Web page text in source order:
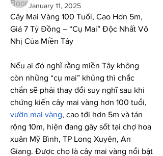
January 11, 2025
Cây Mai Vàng 100 Tuổi, Cao Hơn 5m,
Giá 7 Tỷ Đồng – “Cụ Mai” Độc Nhất Vô
Nhị Của Miền Tây
Nếu ai đó nghĩ rằng miền Tây không
còn những “cụ mai” khủng thì chắc
chắn sẽ phải thay đổi suy nghĩ sau khi
vườn mai vàng, cao tới hơn 5m và tán
rộng 10m, hiện đang gây sốt tại chợ hoa
xuân Mỹ Bình, TP Long Xuyên, An
Giang. Được cho là cây mai vàng nổi bật